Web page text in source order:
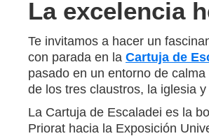
La excelencia
Te invitamos a hacer un
con parada en la Cartuja de
pasado en un entorno de
de los tres claustros, la iglesia
La Cartuja de Escaladei es la
Priorat hacia la Exposición